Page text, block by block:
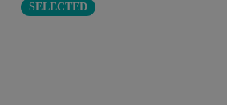
SELECTED